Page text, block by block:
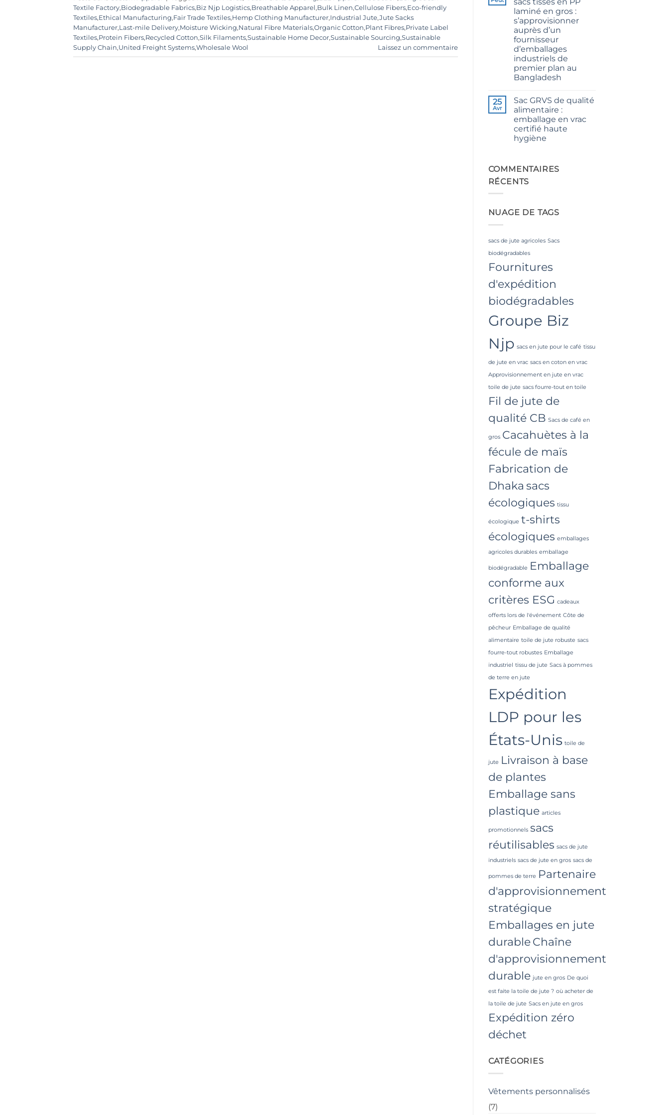
Textile Factory,Biodegradable Fabrics,Biz Njp Logistics,Breathable Apparel,Bulk Linen,Cellulose Fibers,Eco-friendly
Textiles,Ethical Manufacturing,Fair Trade Textiles,Hemp Clothing Manufacturer,Industrial Jute,Jute Sacks
Manufacturer,Last-mile Delivery,Moisture Wicking,Natural Fibre Materials,Organic Cotton,Plant Fibres,Private Label
Textiles,Protein Fibers,Recycled Cotton,Silk Filaments,Sustainable Home Decor,Sustainable Sourcing,Sustainable
Supply Chain,United Freight Systems,Wholesale Wool Laissez un commentaire
CB
Grade
Jute
Yarn:
Premium
Quality
for
Weaving,
Packaging
and
Industrial
Applications
laminé en gros :
s’approvisionner
auprès d’un
fournisseur
d’emballages
industriels de
premier plan au
Bangladesh
sur
The
Ultimate
Guide
to
Laminated
PP
Woven
Sourcing
from
a
Premier
in
Bangladesh
25
Avr
Sac GRVS de qualité
alimentaire :
emballage en vrac
certifié haute
hygiène
Food
Grade
FIBC
Bag:
Bulk
COMMENTAIRES
RÉCENTS
NUAGE DE TAGS
sacs de jute agricoles Sacs
biodégradables
Fournitures
d'expédition
biodégradables
Groupe Biz
Njp sacs en jute pour le café tissu
de jute en vrac sacs en coton en vrac
Approvisionnement en jute en vrac
toile de jute sacs fourre-tout en toile
Fil de jute de
qualité CB Sacs de café en
gros Cacahuètes à la
fécule de maïs
Fabrication de
Dhaka sacs
écologiques tissu
écologique t-shirts
écologiques emballages
agricoles durables emballage
biodégradable Emballage
conforme aux
critères ESG cadeaux
offerts lors de l'événement Côte de
pêcheur Emballage de qualité
alimentaire toile de jute robuste sacs
fourre-tout robustes Emballage
industriel tissu de jute Sacs à pommes
de terre en jute
Expédition
LDP pour les
États-Unis toile de
jute Livraison à base
de plantes
Emballage sans
plastique articles
promotionnels sacs
réutilisables sacs de jute
industriels sacs de jute en gros sacs de
pommes de terre Partenaire
d'approvisionnement
stratégique
Emballages en jute
durable Chaîne
d'approvisionnement
durable jute en gros De quoi
est faite la toile de jute ? où acheter de
la toile de jute Sacs en jute en gros
Expédition zéro
déchet
CATÉGORIES
Vêtements personnalisés
(7)